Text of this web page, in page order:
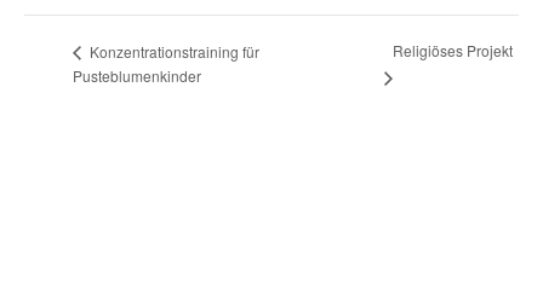
Konzentrationstraining für
Pusteblumenkinder
Religiöses Projekt